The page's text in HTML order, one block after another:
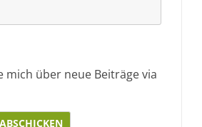
mich über neue Beiträge via